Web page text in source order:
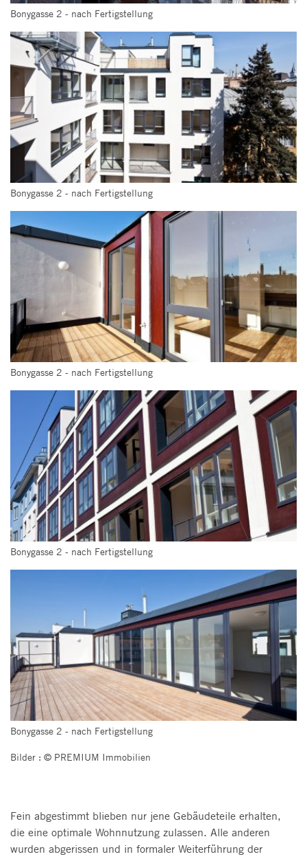
Bonygasse 2 - nach Fertigstellung
Bonygasse 2 - nach Fertigstellung
Bonygasse 2 - nach Fertigstellung
Bonygasse 2 - nach Fertigstellung
Bonygasse 2 - nach Fertigstellung
Bilder : © PREMIUM Immobilien
Fein abgestimmt blieben nur jene Gebäudeteile erhalten,
die eine optimale Wohnnutzung zulassen. Alle anderen
wurden abgerissen und in formaler Weiterführung der